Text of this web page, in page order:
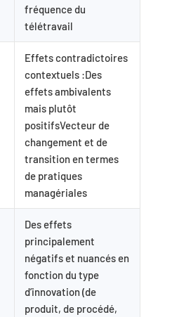
fréquence du
télétravail
Effets contradictoires
contextuels :Des
effets ambivalents
mais plutôt
positifsVecteur de
changement et de
transition en termes
de pratiques
managériales
Des effets
principalement
négatifs et nuancés en
fonction du type
d’innovation (de
produit, de procédé,